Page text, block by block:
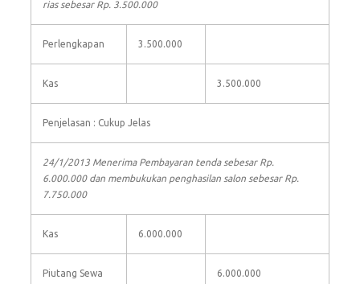
rias sebesar Rp. 3.500.000
Perlengkapan 3.500.000
Kas 3.500.000
Penjelasan : Cukup Jelas
24/1/2013 Menerima Pembayaran tenda sebesar Rp.
6.000.000 dan membukukan penghasilan salon sebesar Rp.
7.750.000
Kas 6.000.000
Piutang Sewa
6.000.000